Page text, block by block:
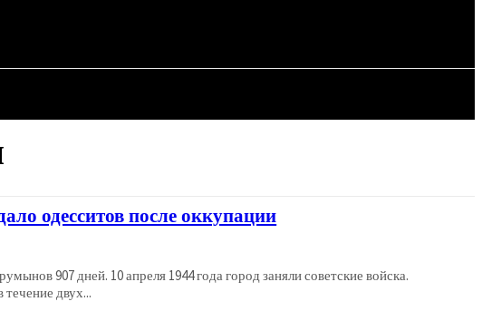
одесситов после оккупации
907 дней. 10 апреля 1944 года город заняли советские войска.
двух...